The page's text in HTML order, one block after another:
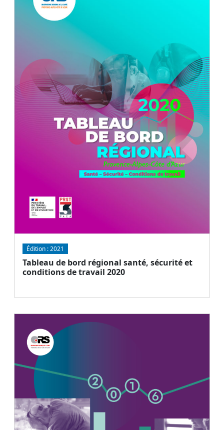
Édition :2021
Tableau de bord régional santé, sécurité et
conditions de travail 2020
Document